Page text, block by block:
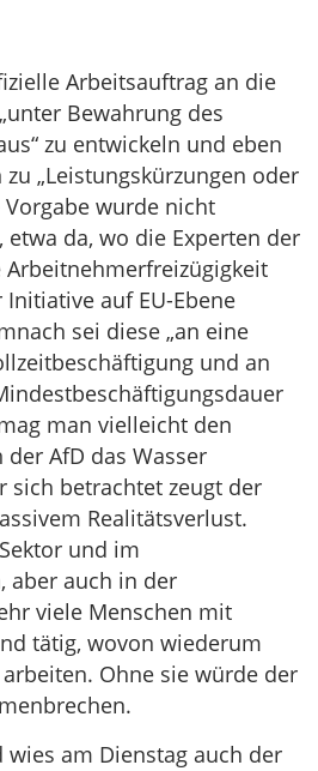
Arbeitsauftrag an die
Bewahrung des
zu entwickeln und eben
„Leistungskürzungen oder
wurde nicht
da, wo die Experten der
Arbeitnehmerfreizügigkeit
auf EU-Ebene
sei diese „an eine
und an
man vielleicht den
AfD das Wasser
sich betrachtet zeugt der
Realitätsverlust.
und im
aber auch in der
viele Menschen mit
tätig, wovon wiederum
Ohne sie würde der
am Dienstag auch der